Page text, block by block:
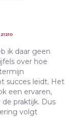
21210
ik daar geen
over hoe
succes leidt. Het
een ervaren,
praktijk. Dus
volgt